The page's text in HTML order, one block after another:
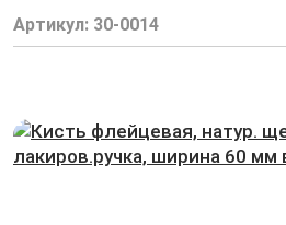
Артикул: 30-0014